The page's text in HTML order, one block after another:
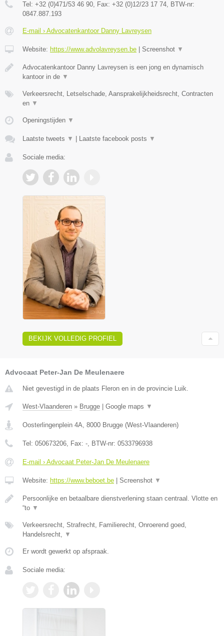
Tel: +32 (0)471/53 46 90, Fax: +32 (0)12/23 17 74, BTW-nr:
0847.887.193
E-mail › Advocatenkantoor Danny Lavreysen
Website: https://www.advolavreysen.be Screenshot ▼
Advocatenkantoor Danny Lavreysen is een jong en dynamisch
kantoor in de ▼
Verkeersrecht, Letselschade, Aansprakelijkheidsrecht, Contracten
en ▼
Openingstijden ▼
Laatste tweets ▼ Laatste facebook posts ▼
Sociale media:
BEKIJK VOLLEDIG PROFIEL
Advocaat Peter-Jan De Meulenaere
Niet gevestigd in de plaats Fleron en in de provincie Luik.
West-Vlaanderen » Brugge Google maps ▼
Oosterlingenplein 4A 8000 Brugge (West-Vlaanderen)
Tel: 050673206 , Fax: - , BTW-nr: 0533796938
E-mail › Advocaat Peter-Jan De Meulenaere
Website: https://www.beboet.be Screenshot ▼
Persoonlijke en betaalbare dienstverlening staan centraal. Vlotte en
“to ▼
Verkeersrecht, Strafrecht, Familierecht, Onroerend goed,
Handelsrecht,
▼
Er wordt gewerkt op afspraak.
Sociale media: